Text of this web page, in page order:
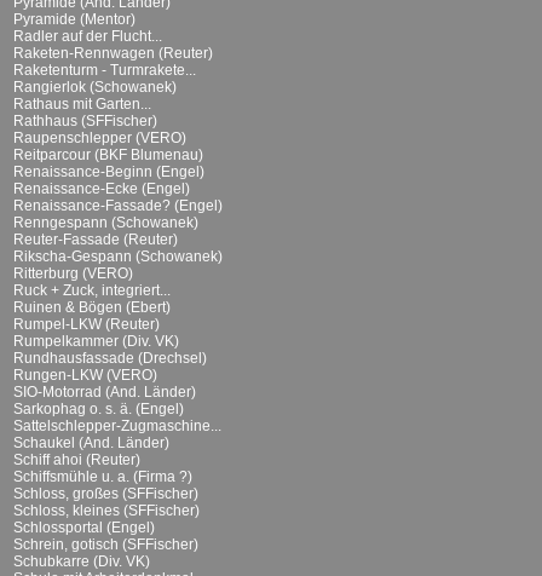
Pyramide (Mentor)
Radler auf der Flucht...
Raketen-Rennwagen (Reuter)
Raketenturm - Turmrakete...
Rangierlok (Schowanek)
Rathaus mit Garten...
Rathhaus (SFFischer)
Raupenschlepper (VERO)
Reitparcour (BKF Blumenau)
Renaissance-Beginn (Engel)
Renaissance-Ecke (Engel)
Renaissance-Fassade? (Engel)
Renngespann (Schowanek)
Reuter-Fassade (Reuter)
Rikscha-Gespann (Schowanek)
Ritterburg (VERO)
Ruck + Zuck, integriert...
Ruinen & Bögen (Ebert)
Rumpel-LKW (Reuter)
Rumpelkammer (Div. VK)
Rundhausfassade (Drechsel)
Rungen-LKW (VERO)
SIO-Motorrad (And. Länder)
Sarkophag o. s. ä. (Engel)
Sattelschlepper-Zugmaschine...
Schaukel (And. Länder)
Schiff ahoi (Reuter)
Schiffsmühle u. a. (Firma ?)
Schloss, großes (SFFischer)
Schloss, kleines (SFFischer)
Schlossportal (Engel)
Schrein, gotisch (SFFischer)
Schubkarre (Div. VK)